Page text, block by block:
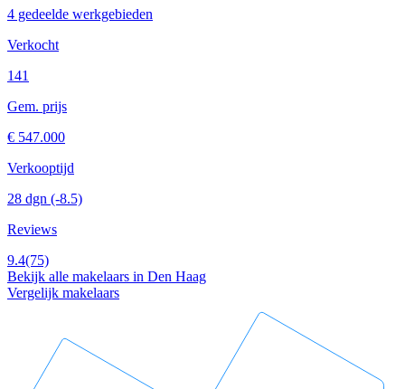
4 gedeelde werkgebieden
Verkocht
141
Gem. prijs
€ 547.000
Verkooptijd
28 dgn (-8.5)
Reviews
9.4(75)
Bekijk alle makelaars in Den Haag
Vergelijk makelaars